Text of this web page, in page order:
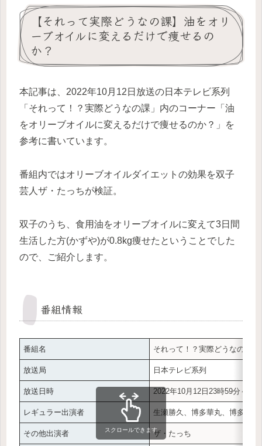
【それって実際どうなの課】油をオリ
ーブオイルに変えるだけで痩せるの
か？
本記事は、2022年10月12日放送の日本テレビ系列
「それって！？実際どうなの課」内のコーナー「油
をオリーブオイルに変えるだけで痩せるのか？」を
参考に書いています。
番組内ではオリーブオイルダイエットの効果を双子
芸人ザ・たっちが検証。
双子のうち、食用油をオリーブオイルに変えて3日間
生活した方(かずや)が0.8kg痩せたということでした
ので、ご紹介します。
番組情報
番組名 それって！？実際どうなの課
放送局 日本テレビ系列
放送日時 2022年10月12日23時59分～
レギュラー出演者 生瀬勝久、博多華丸、博多大
その他出演者 ザ・たっち
スクロールできます